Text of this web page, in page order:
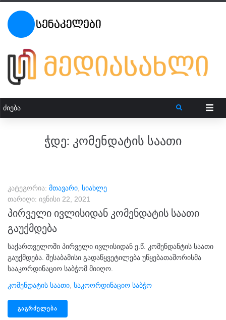
ჭდე: კომენდატის საათი
კატეგორია: მთავარი სიახლე
თარიღი: ივნისი 22, 2021
პირველი ივლისიდან კომენდატის საათი
გაუქმდება
საქართველოში პირველი ივლისიდან ე.წ. კომენდანტის საათი
გაუქმდება. შესაბამისი გადაწყვეტილება უწყებათაშორისმა
სააკორდინაციო საბჭომ მიიღო.
Კომენდატის Საათი Საკოორდინაციო Საბჭო
ᲒᲐᲒᲠᲫᲔᲚᲔᲑᲐ